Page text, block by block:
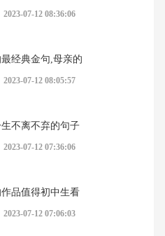
2023-07-12 08:36:06
经典金句,母亲的
2023-07-12 08:05:57
不离不弃的句子
2023-07-12 07:36:06
品值得初中生看
2023-07-12 07:06:03